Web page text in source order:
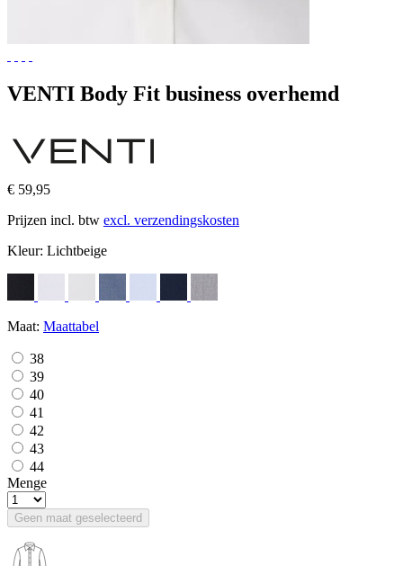
VENTI Body Fit business overhemd
€ 59,95
Prijzen incl. btw excl. verzendingskosten
Kleur: Lichtbeige
Maat: Maattabel
38
39
40
41
42
43
44
Menge
Geen maat geselecteerd